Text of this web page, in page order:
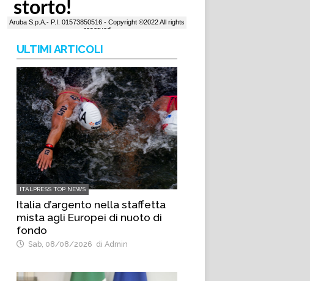
ULTIMI ARTICOLI
ITALPRESS TOP NEWS
Italia d’argento nella staffetta
mista agli Europei di nuoto di
fondo
Sab, 08/08/2026 di Admin